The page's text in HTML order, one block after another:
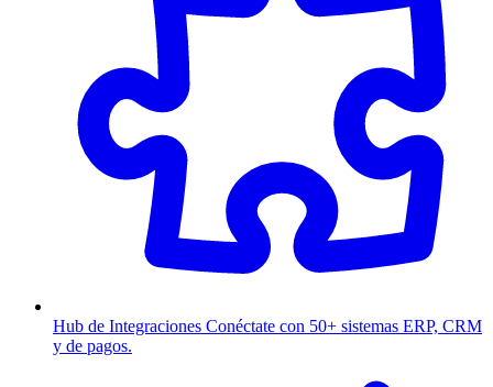
Hub de Integraciones Conéctate con 50+ sistemas ERP, CRM
y de pagos.